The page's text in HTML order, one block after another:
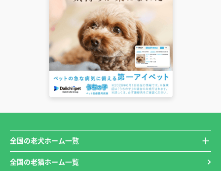
全国の老犬ホーム一覧
全国の老猫ホーム一覧